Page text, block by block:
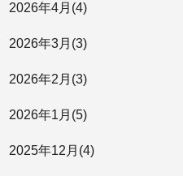
2026年4月 (4)
2026年3月 (3)
2026年2月 (3)
2026年1月 (5)
2025年12月 (4)